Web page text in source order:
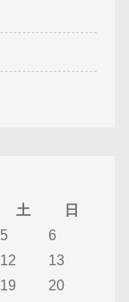
土
日
5
6
12
13
19
20